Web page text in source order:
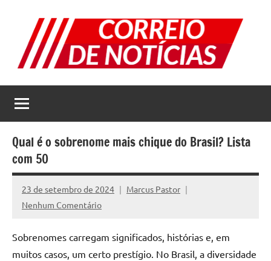
conteúdo
Correio
de
Notícias
as
melhores
notícias
da
internet
Qual é o sobrenome mais chique do Brasil? Lista
com 50
23 de setembro de 2024
Marcus Pastor
Nenhum Comentário
Sobrenomes carregam significados, histórias e, em
muitos casos, um certo prestígio. No Brasil, a diversidade